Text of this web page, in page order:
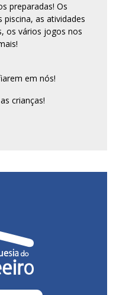
preparadas! Os
as atividades
os vários jogos nos
em nós!
crianças!